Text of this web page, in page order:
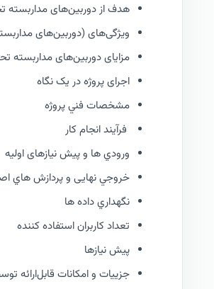
هدف از دوربین‌های
ویژگی‌های (دوربین‌های
مزایای دوربین‌های
اجرای پروژه در یک نگاه
مشخصات فني پروژه
فرآيند انجام کار
ورودي ها و پیش نیازهای اولیه
خروجي نهایی و پردازش هاي
نگهداري داده ها
تعداد کاربران استفاده کننده
پیش نیازها
جزییات و امکانات قابل‌ارائه